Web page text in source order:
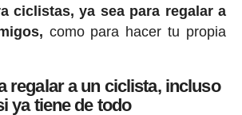
ciclistas, ya sea para regalar a
como para hacer tu propia
regalar a un ciclista, incluso
ya tiene de todo